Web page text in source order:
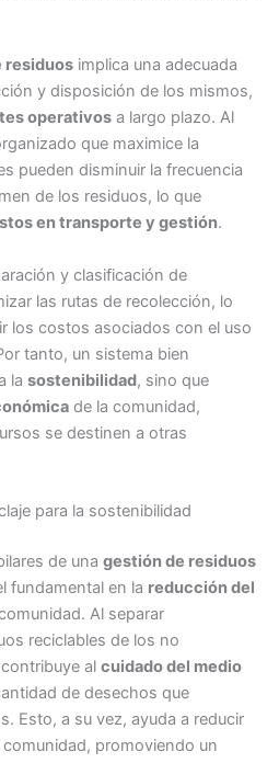
residuos implica una adecuada
y disposición de los mismos,
operativos a largo plazo. Al
que maximice la
pueden disminuir la frecuencia
de los residuos, lo que
en transporte y gestión.
y clasificación de
las rutas de recolección, lo
los costos asociados con el uso
tanto, un sistema bien
la sostenibilidad, sino que
de la comunidad,
se destinen a otras
para la sostenibilidad
de una gestión de residuos
fundamental en la reducción del
Al separar
reciclables de los no
al cuidado del medio
de desechos que
Esto, a su vez, ayuda a reducir
promoviendo un